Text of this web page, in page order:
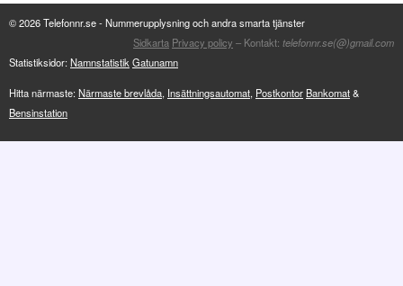
© 2026 Telefonnr.se - Nummerupplysning och andra smarta tjänster
Sidkarta Privacy policy – Kontakt: telefonnr.se(@)gmail.com
Statistiksidor:NamnstatistikGatunamn
Hitta närmaste:Närmaste brevlåda, Insättningsautomat, PostkontorBankomat&
Bensinstation